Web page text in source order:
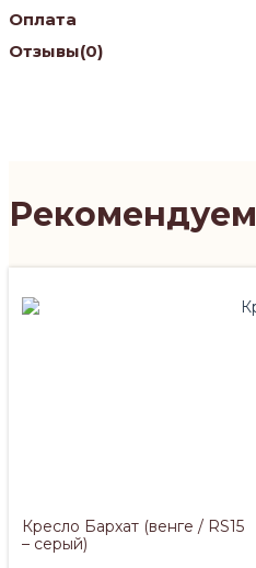
Оплата
Отзывы(0)
Кресло Бархат (венге / RS15
– серый)